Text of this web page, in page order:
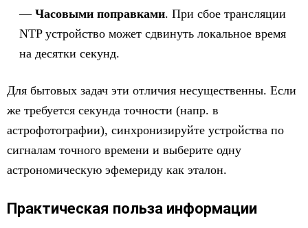
Часовыми поправками. При сбое трансляции
NTP устройство может сдвинуть локальное время
на десятки секунд.
Для бытовых задач эти отличия несущественны. Если
же требуется секунда точности (напр. в
астрофотографии), синхронизируйте устройства по
сигналам точного времени и выберите одну
астрономическую эфемериду как эталон.
Практическая польза информации